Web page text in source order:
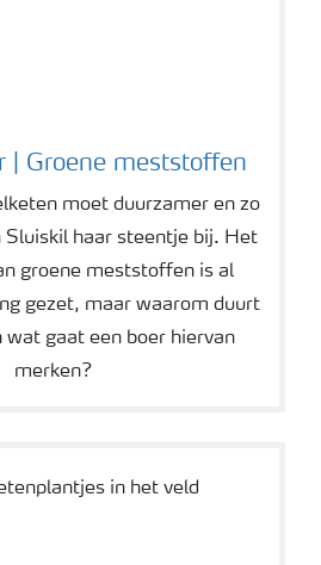
| Groene meststoffen
moet duurzamer en zo
Sluiskil haar steentje bij. Het
groene meststoffen is al
gezet, maar waarom duurt
wat gaat een boer hiervan
merken?